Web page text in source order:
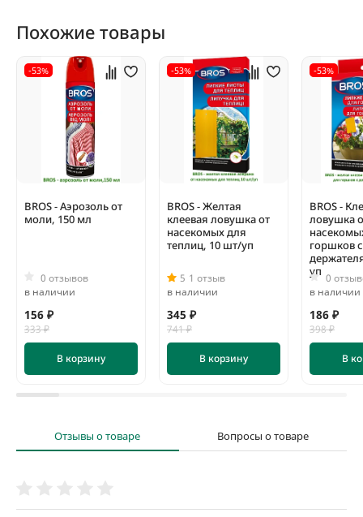
Способ использования — опрыскивания. Сроки и дозировка
проводится обработка. При использовании препарата очень
важно соблюдать все указанные производителем меры
предосторожности. Обусловлено это довольно высоким
уровнем токсичности препарата, хотя столь агрессивное
воздействие ничуть не распространяется на растения. Важная
особенность этого инсектицида – европейское качество в
сочетании с очень скромной ценой.
Похожие товары
-53%
BROS - Аэрозоль от
моли, 150 мл
0 отзывов
в наличии
156 ₽
333 ₽
В корзину
-53%
BROS - Желтая
клеевая ловушка от
насекомых для
теплиц, 10 шт/уп
5 1 отзыв
в наличии
345 ₽
741 ₽
В корзину
-53%
BROS -
ловушка
горшков с
уп 0
в наличии
186 ₽
398 ₽
В
Отзывы о товаре Вопросы о товаре